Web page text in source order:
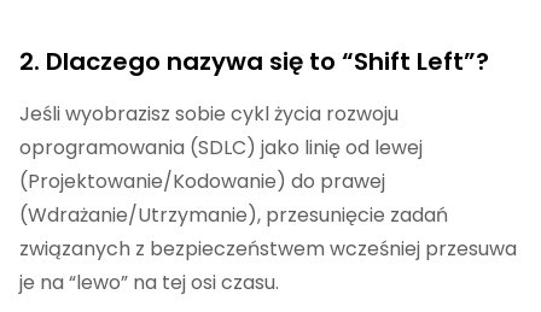
2. Dlaczego nazywa się to “Shift Left”?
Jeśli wyobrazisz sobie cykl życia rozwoju
oprogramowania (SDLC) jako linię od lewej
(Projektowanie/Kodowanie) do prawej
(Wdrażanie/Utrzymanie), przesunięcie zadań
związanych z bezpieczeństwem wcześniej przesuwa
je na “lewo” na tej osi czasu.